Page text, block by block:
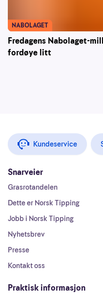
Fredagens Nabolaget-
fordøye litt
NABOLAGET
Kundeservice
Snarveier
Grasrotandelen
Dette er Norsk Tipping
Jobb i Norsk Tipping
Nyhetsbrev
Presse
Kontakt oss
Praktisk informasjon